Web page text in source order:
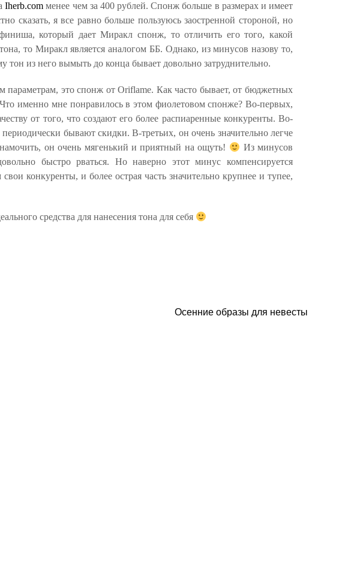
Iherb.com менее чем за 400 рублей. Спонж больше в размерах и имеет
я все равно больше пользуюсь заостренной стороной, но
который дает Миракл спонж, то отличить его того, какой
то Миракл является аналогом ББ. Однако, из минусов назову то,
из него вымыть до конца бывает довольно затруднительно.
параметрам, это спонж отOriflame. Как часто бывает, от бюджетных
именно мне понравилось в этом фиолетовом спонже? Во-первых,
от того, что создают его более распиаренные конкуренты. Во-
периодически бывают скидки. В-третьих, он очень значительно легче
он очень мягенький и приятный на ощуть!
Из минусов
быстро рваться. Но наверно этот минус компенсируется
конкуренты, и более острая часть значительно крупнее и тупее,
средства для нанесения тона для себя
Осенние образы для невесты